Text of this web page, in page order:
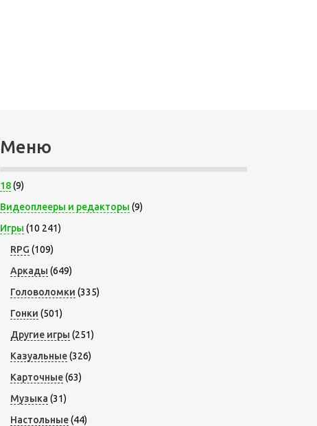
Меню
18(9)
Видеоплееры и редакторы (9)
Игры (10 241)
RPG (109)
Аркады (649)
Головоломки (335)
Гонки (501)
Другие игры (251)
Казуальные(326)
Карточные(63)
Музыка (31)
Настольные(44)